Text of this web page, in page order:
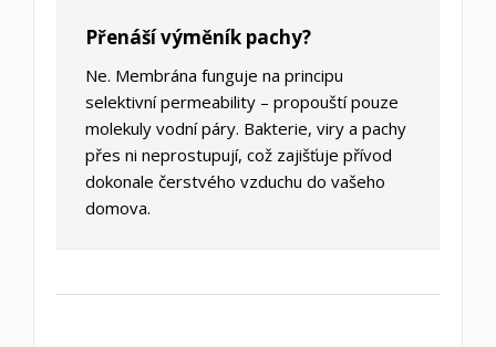
Přenáší výměník pachy?
Ne. Membrána funguje na principu
selektivní permeability – propouští pouze
molekuly vodní páry. Bakterie, viry a pachy
přes ni neprostupují, což zajišťuje přívod
dokonale čerstvého vzduchu do vašeho
domova.